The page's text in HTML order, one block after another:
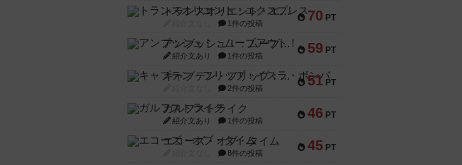
70 PT
トランスオリエント・エクスプレス
1件の投稿
59 PT
アンブッシュ！：ムーブアウト！
紹介文あり 1件の投稿
51 PT
キャプテン・フリップ：イスラ・ボンバ
2件の投稿
46 PT
ガルフストライク
紹介文あり 1件の投稿
45 PT
エコーズ・オブ・タイム
8件の投稿